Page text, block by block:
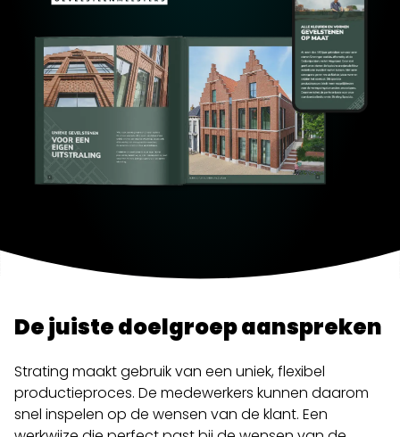
De juiste doelgroep aanspreken
Strating maakt gebruik van een uniek, flexibel
productieproces. De medewerkers kunnen daarom
snel inspelen op de wensen van de klant. Een